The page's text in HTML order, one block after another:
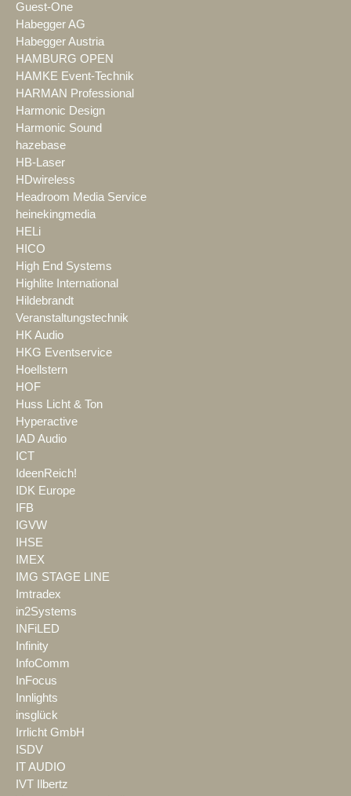
Guest-One
Habegger AG
Habegger Austria
HAMBURG OPEN
HAMKE Event-Technik
HARMAN Professional
Harmonic Design
Harmonic Sound
hazebase
HB-Laser
HDwireless
Headroom Media Service
heinekingmedia
HELi
HICO
High End Systems
Highlite International
Hildebrandt
Veranstaltungstechnik
HK Audio
HKG Eventservice
Hoellstern
HOF
Huss Licht & Ton
Hyperactive
IAD Audio
ICT
IdeenReich!
IDK Europe
IFB
IGVW
IHSE
IMEX
IMG STAGE LINE
Imtradex
in2Systems
INFiLED
Infinity
InfoComm
InFocus
Innlights
insglück
Irrlicht GmbH
ISDV
IT AUDIO
IVT Ilbertz